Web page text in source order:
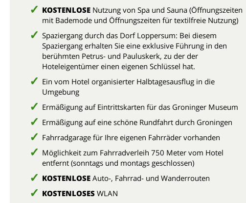
KOSTENLOSE Nutzung von Spa und Sauna (Öffnungszeiten
mit Bademode und Öffnungszeiten für textilfreie Nutzung)
Spaziergang durch das Dorf Loppersum: Bei diesem
Spaziergang erhalten Sie eine exklusive Führung in den
berühmten Petrus- und Pauluskerk, zu der der
Hoteleigentümer einen eigenen Schlüssel hat.
Ein vom Hotel organisierter Halbtagesausflug in die
Umgebung
Ermäßigung auf Eintrittskarten für das Groninger Museum
Ermäßigung auf eine schöne Rundfahrt durch Groningen
Fahrradgarage für Ihre eigenen Fahrräder vorhanden
Möglichkeit zum Fahrradverleih 750 Meter vom Hotel
entfernt (sonntags und montags geschlossen)
KOSTENLOSE Auto-, Fahrrad- und Wanderrouten
KOSTENLOSES WLAN